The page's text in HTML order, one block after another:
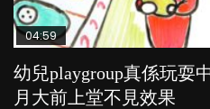
04:59
幼兒playgroup真係玩耍
月大前上堂不見效果
03:39
幼稚園遊戲課 如何刺激
與懲罰？
03:02
老公患產後憂鬱症對BB
POPA編輯部 15.9K
04:06
全職好？在職好？｜全
力與價值
03:41
BB口腔期乜都放入口，
POPA編輯部 25.5K